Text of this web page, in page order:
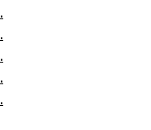
.
.
.
.
.